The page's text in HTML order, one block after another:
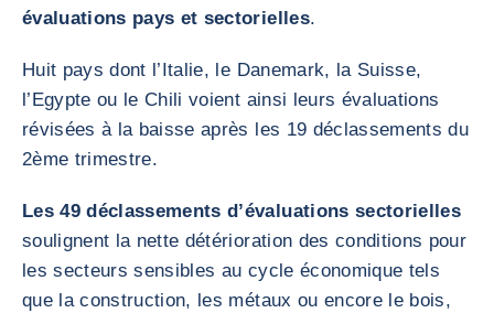
évaluations pays et sectorielles.
Huit pays dont l’Italie, le Danemark, la Suisse,
l’Egypte ou le Chili voient ainsi leurs évaluations
révisées à la baisse après les 19 déclassements du
2ème trimestre.
Les 49 déclassements d’évaluations sectorielles
soulignent la nette détérioration des conditions pour
les secteurs sensibles au cycle économique tels
que la construction, les métaux ou encore le bois,